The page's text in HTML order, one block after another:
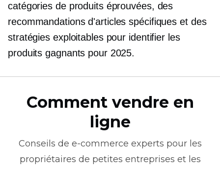
catégories de produits éprouvées, des
recommandations d'articles spécifiques et des
stratégies exploitables pour identifier les
produits gagnants pour 2025.
Comment vendre en
ligne
Conseils de e-commerce experts pour les
propriétaires de petites entreprises et les